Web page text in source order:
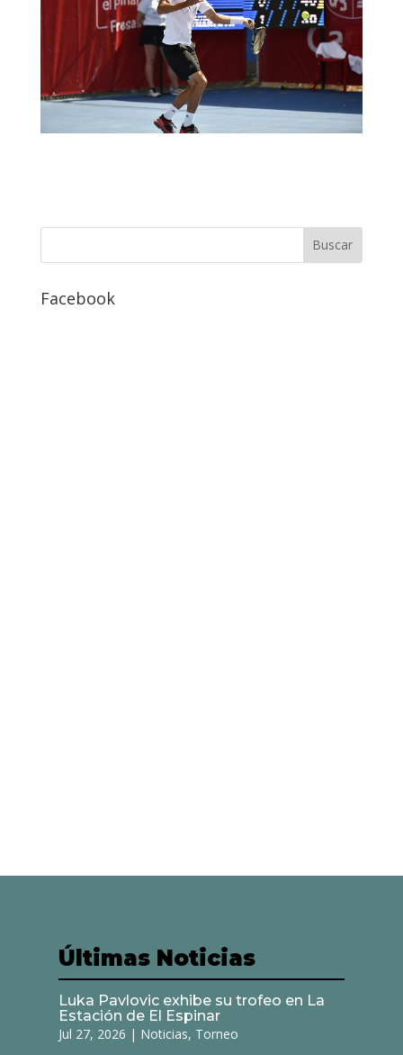
Facebook
Últimas Noticias
Luka Pavlovic exhibe su trofeo en La
Estación de El Espinar
Jul 27, 2026 | Noticias, Torneo